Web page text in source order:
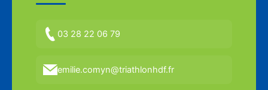
03 28 22 06 79
emilie.comyn@triathlonhdf.fr